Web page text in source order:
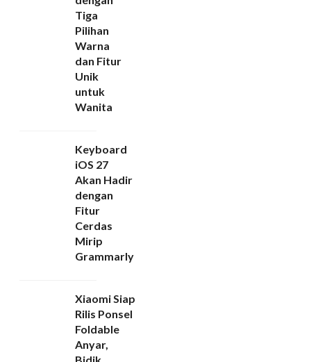
Tiga
Pilihan
Warna
dan Fitur
Unik
untuk
Wanita
Keyboard
iOS 27
Akan Hadir
dengan
Fitur
Cerdas
Mirip
Grammarly
Xiaomi Siap
Rilis Ponsel
Foldable
Anyar,